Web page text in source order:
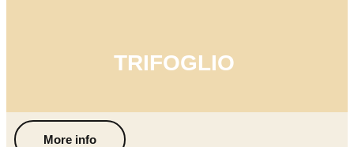
TRIFOGLIO
More info